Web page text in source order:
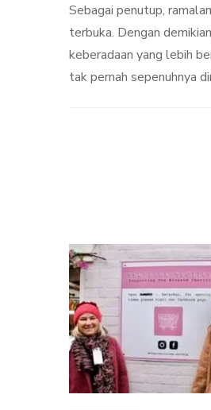
Sebagai penutup,
terbuka. Dengan
keberadaan yang lebih
tak pernah sepenuhnya